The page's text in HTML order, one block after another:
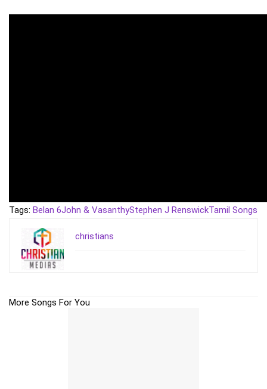
Tags: Belan 6John & VasanthyStephen J RenswickTamil Songs
christians
More Songs For You